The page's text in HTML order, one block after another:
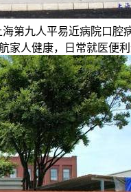
第九人平易近病院口腔
家人健康，日常就医便利